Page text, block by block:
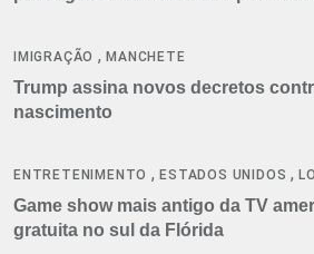
IMIGRAÇÃO ,MANCHETE
Trump assina novos decretos
nascimento
ENTRETENIMENTO ,ESTADOS UNIDOS ,
Game show mais antigo da TV
gratuita no sul da Flórida